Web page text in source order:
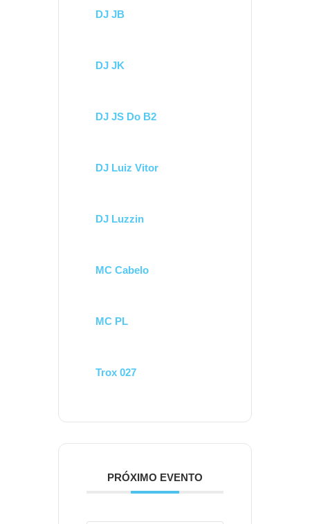
DJ JB
DJ JK
DJ JS Do B2
DJ Luiz Vitor
DJ Luzzin
MC Cabelo
MC PL
Trox 027
PRÓXIMO EVENTO